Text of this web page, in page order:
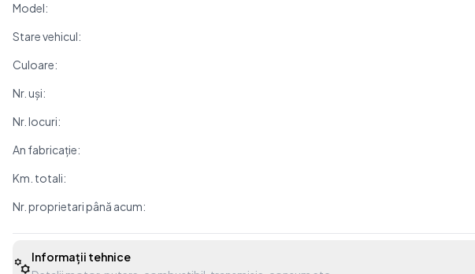
Model:
Stare vehicul:
Culoare:
Nr. uși:
Nr. locuri:
An fabricație:
Km. totali:
Nr. proprietari până acum:
Informații tehnice